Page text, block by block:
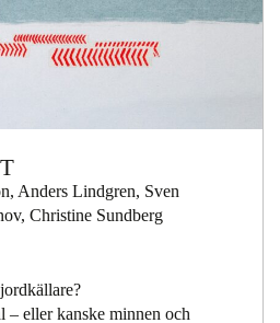
Anders Lindgren, Sven
Christine Sundberg
– eller kanske minnen och